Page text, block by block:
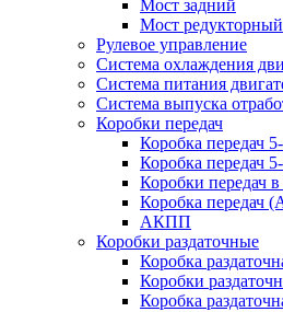
Мост задний
Мост редукторный
Рулевое управление
Система охлаждения
Система питания
Система выпуска
Коробки передач
Коробка передач
Коробка передач
Коробки передач в
Коробка передач
АКПП
Коробки раздаточные
Коробка
Коробки
Коробка